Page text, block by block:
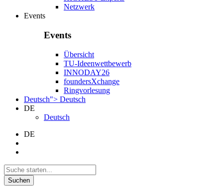
Netzwerk
Events
Events
Übersicht
TU-Ideenwettbewerb
INNODAY26
foundersXchange
Ringvorlesung
Deutsch"> Deutsch
DE
Deutsch
DE
Suchen